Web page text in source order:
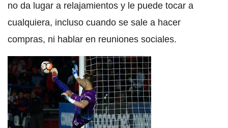
no da lugar a relajamientos y le puede tocar a
cualquiera, incluso cuando se sale a hacer
compras, ni hablar en reuniones sociales.